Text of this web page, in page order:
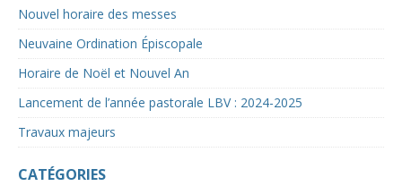
Nouvel horaire des messes
Neuvaine Ordination Épiscopale
Horaire de Noël et Nouvel An
Lancement de l’année pastorale LBV : 2024-2025
Travaux majeurs
CATÉGORIES